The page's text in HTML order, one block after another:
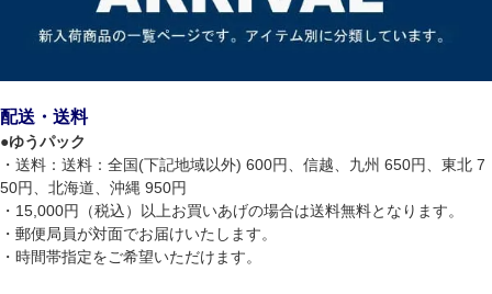
配送・送料
●ゆうパック
・送料：送料：全国(下記地域以外) 600円、信越、九州 650円、東北 7
50円、北海道、沖縄 950円
・15,000円（税込）以上お買いあげの場合は送料無料となります。
・郵便局員が対面でお届けいたします。
・時間帯指定をご希望いただけます。